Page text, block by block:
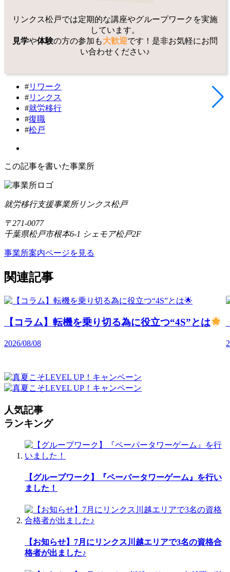
リンクス松戸では定期的な講座やグループワークを実施
しています。
見学や体験の方の参加も大歓迎です！是非お気軽にお問
い合わせください♪
#リワーク
#リンクス
#就労移行
#復職
#松戸
この記事を書いた事業所
就労移行支援事業所リンクス松戸
〒271-0077
千葉県松戸市根本6-1 シェモア松戸2F
事業所案内ページを見る
関連記事
【コラム】転機を乗り切る為に役立つ“4S”とは
2026/08/08
人気記事
ランキング
【グループワーク】『ペーパータワーゲーム』を行い
ました！
【お知らせ】7月にリンクス川越エリアで3名の資格合
格者が出ました♪